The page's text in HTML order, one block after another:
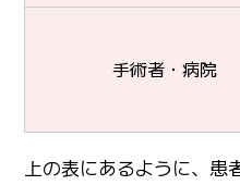
手術者・病院
上の表にあるように、患